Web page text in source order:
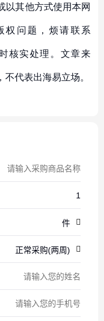
以其他方式使用本网
权问题，烦请联系
核实处理。文章来
代表出海易立场。